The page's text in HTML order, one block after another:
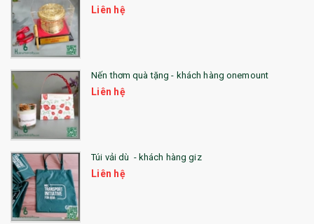
Liên hệ
Nến thơm quà tặng - khách hàng onemount
Liên hệ
Túi vải dù - khách hàng giz
Liên hệ